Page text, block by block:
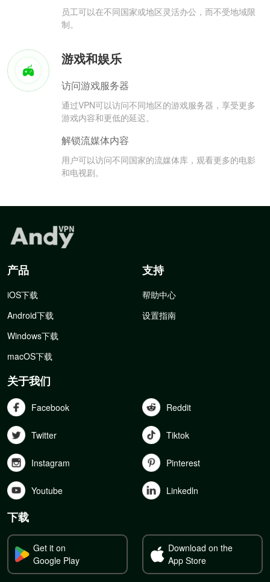
员工可以在不同国家或地区灵活办公，而不受地域限
制。
游戏和娱乐
访问游戏服务器
通过VPN可以访问不同地区的游戏服务器，享受更多
游戏内容和更低的延迟。
解锁流媒体内容
用户可以访问不同国家的流媒体库，观看更多的电影
和电视剧。
产品
iOS下载
Android下载
Windows下载
macOS下载
支持
帮助中心
设置指南
关于我们
Facebook Reddit
Twitter Tiktok
Instagram Pinterest
Youtube Linkedln
下载
Get it on
Google Play
Download on the
App Store